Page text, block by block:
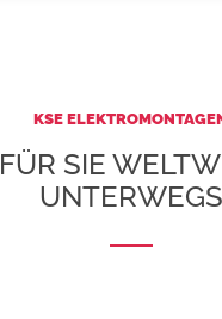
KSE
FÜR SIE
UNTERWEGS